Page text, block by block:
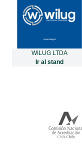
WILUG LTDA
Ir al stand